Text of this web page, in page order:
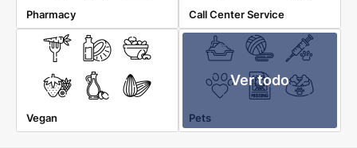
Pharmacy Call Center Service
Vegan
Ver todo
Pets